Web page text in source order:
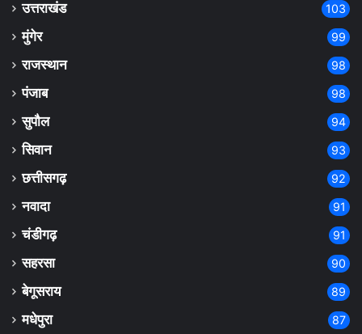
उत्तराखंड 103
मुंगेर 99
राजस्थान 98
पंजाब 98
सुपौल 94
सिवान 93
छत्तीसगढ़ 92
नवादा 91
चंडीगढ़ 91
सहरसा 90
बेगूसराय 89
मधेपुरा 87